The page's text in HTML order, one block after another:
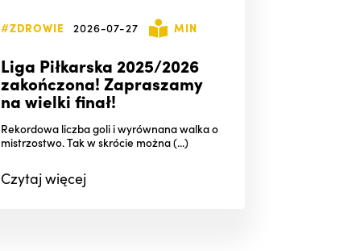
#ZDROWIE 2026-07-27 MIN
Liga Piłkarska 2025/2026
zakończona! Zapraszamy
na wielki finał!
Rekordowa liczba goli i wyrównana walka o
mistrzostwo. Tak w skrócie można (...)
Czytajwięcej